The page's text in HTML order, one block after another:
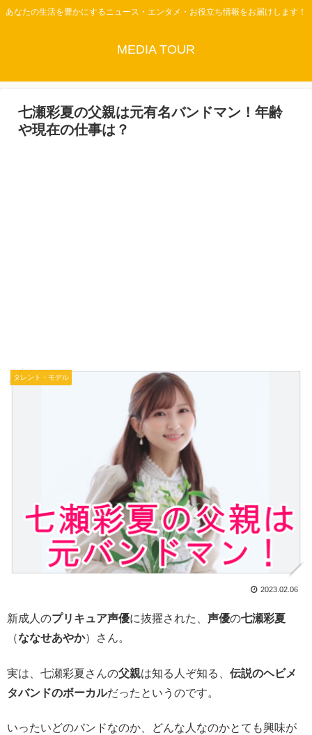
あなたの生活を豊かにするニュース・エンタメ・お役立ち情報をお届けします！
MEDIA TOUR
七瀬彩夏の父親は元有名バンドマン！年齢
や現在の仕事は？
タレント・モデル
2023.02.06
新成人のプリキュア声優に抜擢された、 声優の七瀬彩夏
（ななせあやか）さん。
実は、七瀬彩夏さんの父親は知る人ぞ知る、 伝説のヘビメ
タバンドのボーカルだったというのです。
いったいどのバンドなのか、どんな人なのかとても興味が